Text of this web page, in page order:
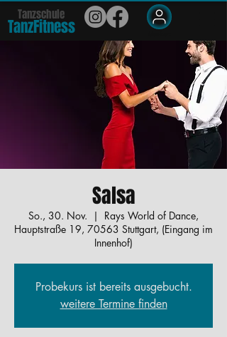
Tanzschule
TanzFitness
Salsa
So., 30. Nov.
  |
Rays World of Dance,
Hauptstraße 19, 70563 Stuttgart, (Eingang im
Innenhof)
Probekurs ist bereits ausgebucht.
weitere Termine finden